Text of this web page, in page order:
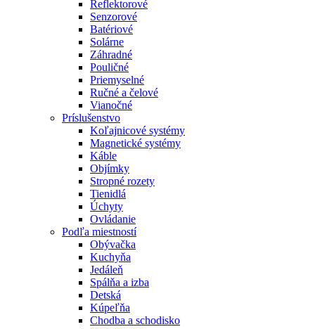
Reflektorové
Senzorové
Batériové
Solárne
Záhradné
Pouličné
Priemyselné
Ručné a čelové
Vianočné
Príslušenstvo
Koľajnicové systémy
Magnetické systémy
Káble
Objímky
Stropné rozety
Tienidlá
Úchyty
Ovládanie
Podľa miestností
Obývačka
Kuchyňa
Jedáleň
Spálňa a izba
Detská
Kúpeľňa
Chodba a schodisko